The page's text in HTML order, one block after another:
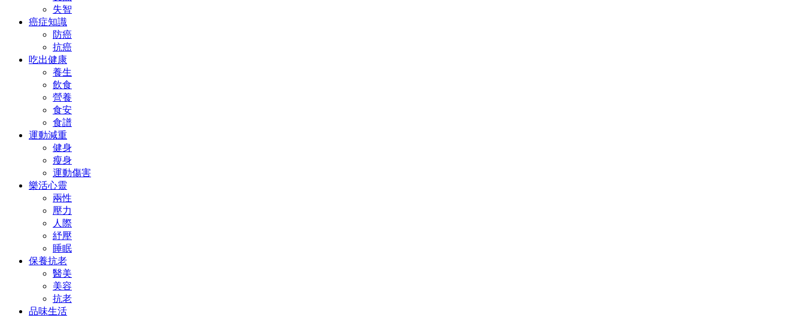
失智
癌症知識
防癌
抗癌
吃出健康
養生
飲食
營養
食安
食譜
運動減重
健身
瘦身
運動傷害
樂活心靈
兩性
壓力
人際
紓壓
睡眠
保養抗老
醫美
美容
抗老
品味生活